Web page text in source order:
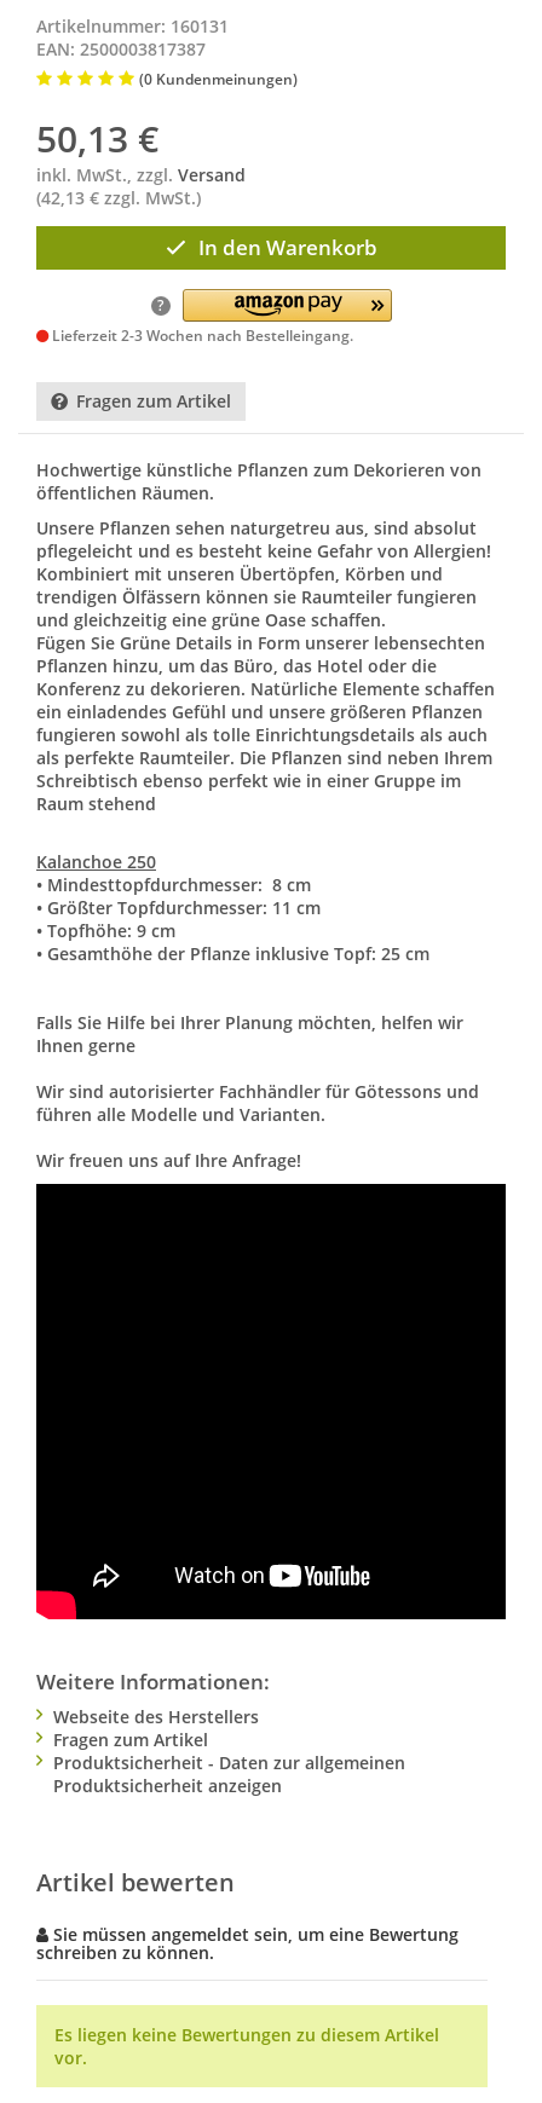
Artikelnummer: 160131
EAN: 2500003817387
(0 Kundenmeinungen)
50,13 €
inkl. MwSt., zzgl. Versand
(42,13 € zzgl. MwSt.)
In den Warenkorb
?
Lieferzeit 2-3 Wochen nach Bestelleingang.
Fragen zum Artikel
Hochwertige künstliche Pflanzen zum Dekorieren von
öffentlichen Räumen.
Unsere Pflanzen sehen naturgetreu aus, sind absolut
pflegeleicht und es besteht keine Gefahr von Allergien!
Kombiniert mit unseren Übertöpfen, Körben und
trendigen Ölfässern können sie Raumteiler fungieren
und gleichzeitig eine grüne Oase schaffen.
Fügen Sie Grüne Details in Form unserer lebensechten
Pflanzen hinzu, um das Büro, das Hotel oder die
Konferenz zu dekorieren. Natürliche Elemente schaffen
ein einladendes Gefühl und unsere größeren Pflanzen
fungieren sowohl als tolle Einrichtungsdetails als auch
als perfekte Raumteiler. Die Pflanzen sind neben Ihrem
Schreibtisch ebenso perfekt wie in einer Gruppe im
Raum stehend
Kalanchoe 250
• Mindesttopfdurchmesser: 8 cm
• Größter Topfdurchmesser: 11 cm
• Topfhöhe: 9 cm
• Gesamthöhe der Pflanze inklusive Topf: 25 cm
Falls Sie Hilfe bei Ihrer Planung möchten, helfen wir
Ihnen gerne
Wir sind autorisierter Fachhändler für Götessons und
führen alle Modelle und Varianten.
Wir freuen uns auf Ihre Anfrage!
Weitere Informationen:
Webseite des Herstellers
Fragen zum Artikel
Produktsicherheit - Daten zur allgemeinen
Produktsicherheit anzeigen
Artikel bewerten
Sie müssen angemeldet sein, um eine Bewertung
schreiben zu können.
Es liegen keine Bewertungen zu diesem Artikel
vor.